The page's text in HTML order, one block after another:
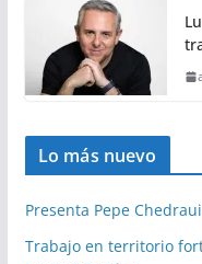
Lo más nuevo
Presenta Pepe
Trabajo en territorio